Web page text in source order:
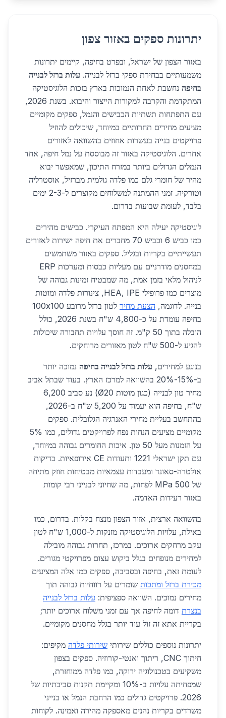
יתרונות ספקים באזור צפון
באזור הצפון של ישראל, ובפרט בחיפה, קיימים יתרונות
משמעותיים בבחירת ספקי ברזל לבנייה. עלות ברזל לבנייה
בחיפה נחשבת לאחת הנמוכות בארץ בזכות הלוגיסטיקה
המתקדמת והקרבה למקורות הייצור והיבוא. בשנת 2026,
עם התפתחות תשתיות הכבישים והנמל, ספקים מקומיים
מציעים מחירים תחרותיים במיוחד, שיכולים להוזיל
פרויקטים בנייה בעשרות אחוזים בהשוואה לאזורים
אחרים. הלוגיסטיקה באזור זה מבוססת על נמל חיפה, אחד
הנמלים הגדולים ביותר במזרח התיכון, שמאפשר יבוא
מהיר של חומרי גלם כמו פלדה גולמית מברזיל, אוסטרליה
וטורקיה. זמני ההמתנה למשלוחים מקוצרים ל-2-3 ימים
בלבד, לעומת שבועות בדרום.
לוגיסטיקה יעילה היא המפתח העיקרי. כבישים מהירים
כמו כביש 6 וכביש 70 מחברים את חיפה ישירות לאזורים
תעשייתיים בקריות ובגליל. ספקים באזור משתמשים
במחסנים מודרניים עם מעליות כבסות ומערכות ERP
לניהול מלאי בזמן אמת, מה שמבטיח זמינות גבוהה של
מוצרים כמו פרופילי HEA, IPE, צינורות פלדה ומוטות
בנייה. לדוגמה, הצעת מחיר
לטון ברזל מרובע 100x100
בחיפה עומדת על כ-4,800 ש"ח בשנת 2026, כולל
הובלה בתוך 50 ק"מ. זה חוסך עלויות תחבורה שיכולות
להגיע ל-500 ש"ח לטון מאזורים מרוחקים.
בנוגע למחירים, עלות ברזל לבנייה בחיפה נמוכה יותר
ב-15%-20% בהשוואה למרכז הארץ. בעוד שבתל אביב
מחיר טון לבנייה (כגון מוטות Ø20) נע סביב 6,200
ש"ח, בחיפה הוא יעמוד על 5,200 ש"ח ב-2026,
בהתחשב בעליית מחירי האנרגיה הגלובלית. ספקים
מקומיים מציעים הנחות נפח לפרויקטים גדולים, כמו 5%
על הזמנות מעל 50 טון. איכות החומרים גבוהה במיוחד,
עם תקן ישראלי 1221 ותעודות CE אירופאיות. בדיקות
אולטרה-סאונד ומעבדות עצמאיות מבטיחות חוזק מתיחה
של 500 MPa לפחות, מה שחיוני לבנייני רבי קומות
באזור רעידות האדמה.
בהשוואה ארצית, אזור הצפון מנצח בקלות. בדרום, כמו
באילת, עלויות הלוגיסטיקה מזנקות ל-1,000 ש"ח לטון
עקב מרחקים ארוכים. במרכז, תחרות גבוהה מובילה
למחירים מנופחים בגלל ביקוש עצום מפרויקטי מגורים.
לעומת זאת, בחיפה ובסביבה, ספקים כמו אלה המציעים
מכירת ברזל ומתכות שומרים על רווחיות גבוהה תוך
מחירים נמוכים. השוואה ספציפית: עלות ברזל לבנייה
בנצרת דומה לחיפה אך עם זמני משלוח ארוכים יותר;
בקריית אתא זה זול עוד יותר בגלל מחסנים מקומיים.
יתרונות נוספים כוללים שירותי שירותי פלדה מקיפים:
חיתוך CNC, ריתוך ואנטי-קורוזיה. ספקים בצפון
משקיעים בטכנולוגיה ירוקה, כמו פלדה ממוחזרת,
שמפחיתה עלויות ב-10% ומקיימת תקנות סביבתיות של
2026. פרויקטים גדולים כמו הרחבת הנמל או בנייני
משרדים בקריות נהנים מאספקה מהירה ואמינה. לקוחות